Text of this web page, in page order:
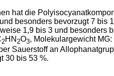
hat die
besonders bevorzugt 7 bis
1,9 bis 3 und besonders
2HN 2O3, Molekulargewicht
Sauerstoff an
30 bis 53 %.